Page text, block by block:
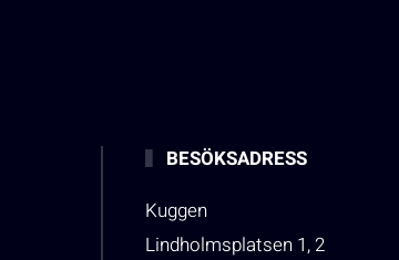
BESÖKSADRESS
Kuggen
Lindholmsplatsen 1, 2